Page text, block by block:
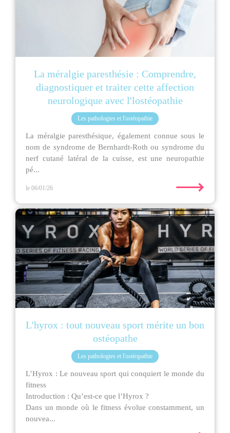
La méralgie paresthésie : Comprendre,
diagnostiquer et traiter cette affection
neurologique avec l'lostéopathie
Les pathologies et l'ostéopathie
La méralgie paresthésique, également connue sous le
nom de syndrome de Bernhardt-Roth ou syndrome du
nerf cutané latéral de la cuisse, est une neuropathie
pé...
le 06/01/26 ⟶
L'hyrox : tout nouveau sport mérite un bon
ostéopathe
Les pathologies et l'ostéopathie
L’Hyrox : Le nouveau sport qui conquiert le monde du
fitness
Introduction : Qu’est-ce que l’Hyrox ?
Dans un monde où le fitness évolue constamment, un
nouvea...